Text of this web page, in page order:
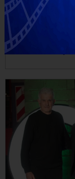
EMPRESAS Y
Galicia
dólares con
inmediata y